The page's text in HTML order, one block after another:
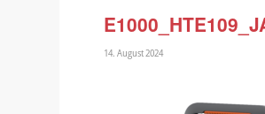
14. August 2024